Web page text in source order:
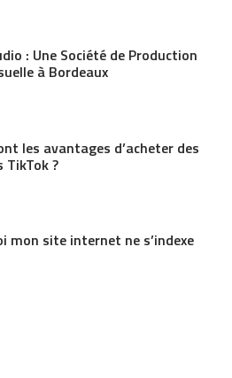
: Une Société de Production
à Bordeaux
les avantages d’acheter des
TikTok ?
mon site internet ne s’indexe